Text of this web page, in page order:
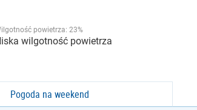
powietrza: 23%
wilgotność powietrza
Pogoda na weekend